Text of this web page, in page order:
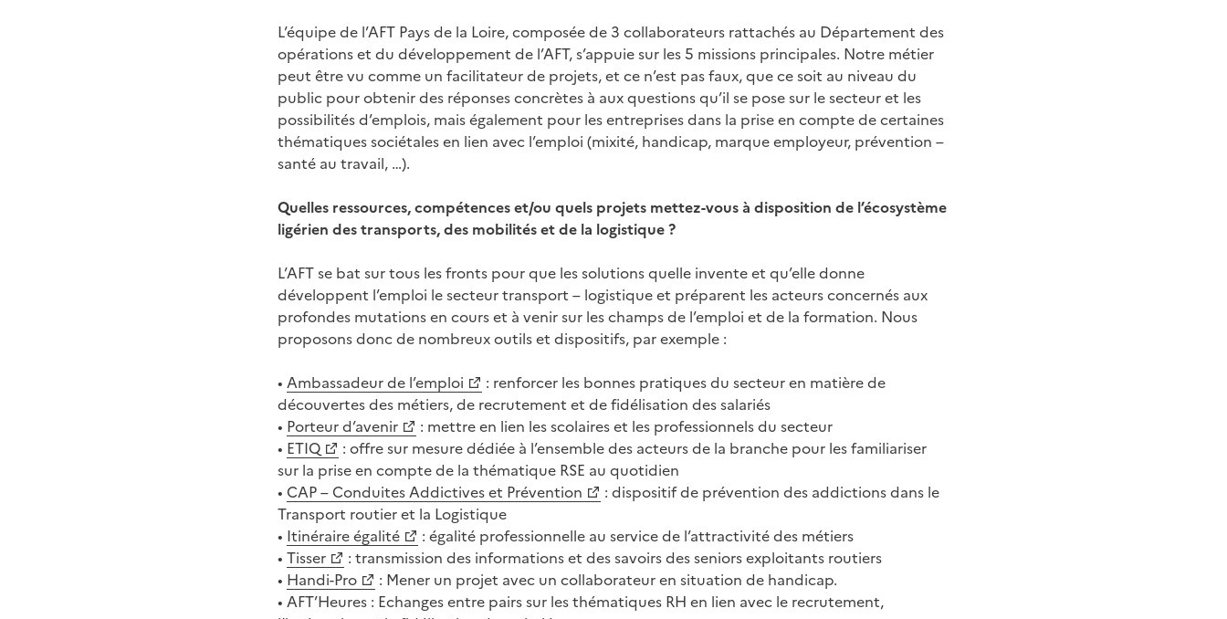
L’équipe de l’AFT Pays de la Loire, composée de 3 collaborateurs rattachés au Département des
opérations et du développement de l’AFT, s’appuie sur les 5 missions principales. Notre métier
peut être vu comme un facilitateur de projets, et ce n’est pas faux, que ce soit au niveau du
public pour obtenir des réponses concrètes à aux questions qu’il se pose sur le secteur et les
possibilités d’emplois, mais également pour les entreprises dans la prise en compte de certaines
thématiques sociétales en lien avec l’emploi (mixité, handicap, marque employeur, prévention –
santé au travail, …).
Quelles ressources, compétences et/ou quels projets mettez-vous à disposition de l’écosystème
ligérien des transports, des mobilités et de la logistique ?
L’AFT se bat sur tous les fronts pour que les solutions quelle invente et qu’elle donne
développent l’emploi le secteur transport – logistique et préparent les acteurs concernés aux
profondes mutations en cours et à venir sur les champs de l’emploi et de la formation. Nous
proposons donc de nombreux outils et dispositifs, par exemple :
• Ambassadeur de l’emploi
: renforcer les bonnes pratiques du secteur en matière de
découvertes des métiers, de recrutement et de fidélisation des salariés
• Porteur d’avenir
: mettre en lien les scolaires et les professionnels du secteur
• ETIQ
: offre sur mesure dédiée à l’ensemble des acteurs de la branche pour les familiariser
sur la prise en compte de la thématique RSE au quotidien
• CAP – Conduites Addictives et Prévention
: dispositif de prévention des addictions dans le
Transport routier et la Logistique
• Itinéraire égalité
: égalité professionnelle au service de l’attractivité des métiers
• Tisser
: transmission des informations et des savoirs des seniors exploitants routiers
• Handi-Pro
: Mener un projet avec un collaborateur en situation de handicap.
• AFT’Heures : Echanges entre pairs sur les thématiques RH en lien avec le recrutement,